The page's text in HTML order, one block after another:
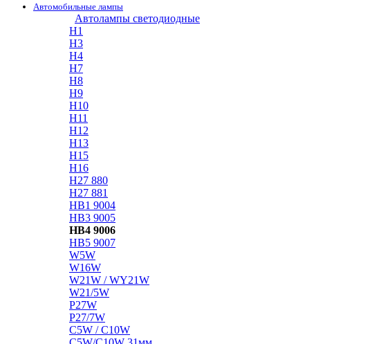
Автомобильные лампы
Автолампы светодиодные
H1
H3
H4
H7
H8
H9
H10
H11
H12
H13
H15
H16
H27 880
H27 881
HB1 9004
HB3 9005
HB4 9006
HB5 9007
W5W
W16W
W21W / WY21W
W21/5W
P27W
P27/7W
C5W / C10W